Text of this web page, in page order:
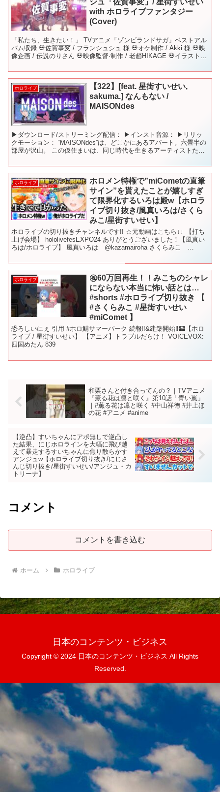
シュ「佐賀事変」/ 星街すいせい
with ホロライブファンタジー
(Cover)
「私たち、生きたい！」 TVアニメ「ゾンビランドサガ」ベストアル
バム収録 💀佐賀事変 / フランシュシュ 様 💀オケ制作 / Akki 様 💀映
像企画 / 伝説のりさん 💀映像監督·制作 / 老趙HIKAGE 💀イラスト /
ホロライブ
【322】[feat. 星街すいせい,
sakuma.] なんもない /
MAISONdes
▶ダウンロード/ストリーミング配信： ▶インスト音源： ▶リリッ
クモーション： “MAISONdes”は、どこかにあるアパート。六畳半の
部屋が沢山。 この仮住まいは、同じ時代を生きるアーティストたち
ホロライブ
ホロメン特権で”miCometの直筆
サイン”を貰えたことが嬉しすぎ
て限界化するいろは殿w【ホロラ
イブ切り抜き/風真いろは/さくら
みこ/星街すいせい】
ホロライブの切り抜きチャンネルです!! ☆元動画はこちら↓↓ 【打ち
上げ会場】 hololivefesEXPO24 ありがとうございました！【風真い
ろは/ホロライブ】 風真いろは @kazamairoha さくらみこ
ホロライブ
㊗️60万回再生！！みこちのシャレ
にならない本当に怖い話とは…
#shorts #ホロライブ切り抜き 【
#さくらみこ #星街すいせい
#miComet 】
恐ろしいにぇ 引用 #ホロ鯖サマーパーク 続報‼&建築開始‼🏰【ホロ
ライブ / 星街すいせい】 【アニメ】トラブルだらけ！ VOICEVOX:
四国めたん 839
和栗さんと付き合ってんの？｜TVアニメ
『薫る花は凛と咲く』第10話「青い嵐」
｜#薫る花は凛と咲く #中山祥徳 #井上ほ
の花 #アニメ #anime
【逆凸】すいちゃんにアポ無しで逆凸し
た結果、にじホロラインを大幅に飛び越
えて暴走するすいちゃんに焦り散らかす
アンジュw【ホロライブ切り抜き/にじさ
んじ切り抜き/星街すいせい/アンジュ・カ
トリーナ】
コメント
コメントを書き込む
ホーム ホロライブ
日本のコンテンツ・ビジネス
Copyright © 2024 日本のコンテンツ・ビジネス All Rights
Reserved.